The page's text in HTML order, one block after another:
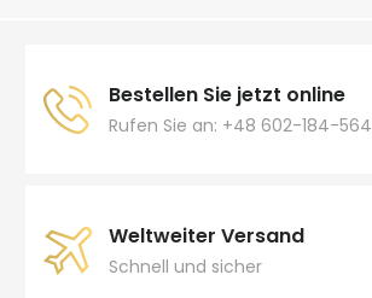
Bestellen Sie jetzt online
Rufen Sie an: +48 602-184-564
Weltweiter Versand
Schnell und sicher